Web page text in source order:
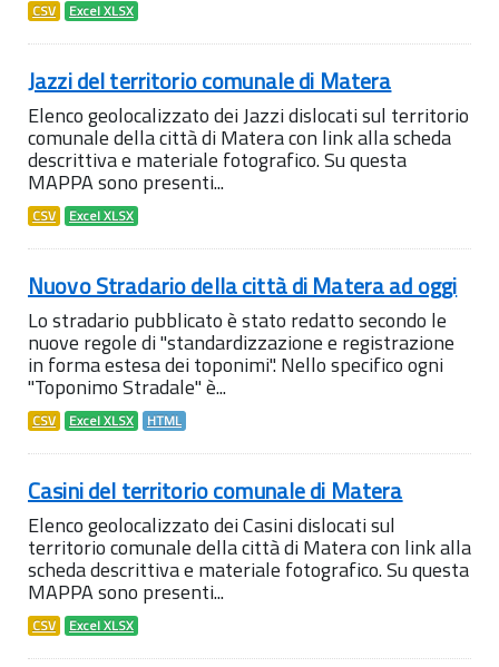
CSV Excel XLSX
Jazzi del territorio comunale di Matera
Elenco geolocalizzato dei Jazzi dislocati sul territorio
comunale della città di Matera con link alla scheda
descrittiva e materiale fotografico. Su questa
MAPPA sono presenti...
CSV Excel XLSX
Nuovo Stradario della città di Matera ad oggi
Lo stradario pubblicato è stato redatto secondo le
nuove regole di "standardizzazione e registrazione
in forma estesa dei toponimi". Nello specifico ogni
"Toponimo Stradale" è...
CSV Excel XLSX HTML
Casini del territorio comunale di Matera
Elenco geolocalizzato dei Casini dislocati sul
territorio comunale della città di Matera con link alla
scheda descrittiva e materiale fotografico. Su questa
MAPPA sono presenti...
CSV Excel XLSX